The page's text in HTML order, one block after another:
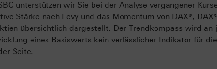
unterstützen wir Sie bei der Analyse vergangener
Stärke nach Levy und das Momentum von DAX®,
übersichtlich dargestellt. Der Trendkompass wird
eines Basiswerts kein verlässlicher Indikator für
Seite.